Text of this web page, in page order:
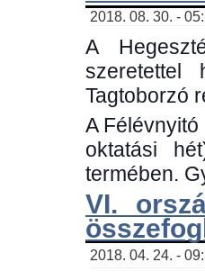
2018. 08. 30. -
A
szeretettel
Tagtoborzó
A
oktatási
termében.
VI.
2018. 04. 24. -